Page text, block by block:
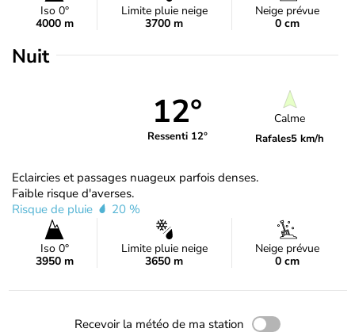
Iso 0°
4000 m
Limite pluie neige
3700 m
Neige prévue
0 cm
Nuit
12°
Ressenti 12°
Calme
Rafales5 km/h
Eclaircies et passages nuageux parfois denses.
Faible risque d'averses.
Risque de pluie
20 %
Iso 0°
3950 m
Limite pluie neige
3650 m
Neige prévue
0 cm
Recevoir la météo de ma station